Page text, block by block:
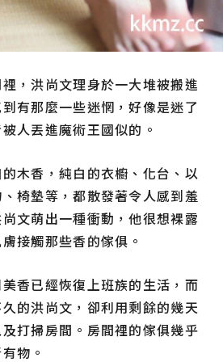
，洪尚文理身於一大堆被搬進
有那麼一些迷惘，好像是迷了
人丟進魔術王國似的。
木香，純白的衣櫥、化台、以
椅墊等，都散發著令人感到羞
文萌出一種衝動，他很想裸露
接觸那些香的傢俱。
香已經恢復上班族的生活，而
的洪尚文，卻利用剩餘的幾天
打掃房間。房間裡的傢俱幾乎
物。